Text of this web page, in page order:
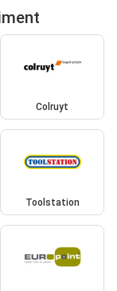
Colruyt
Toolstation